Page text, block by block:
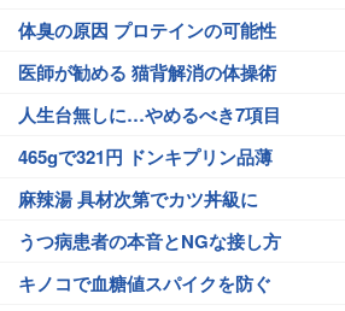
体臭の原因 プロテインの可能性
医師が勧める 猫背解消の体操術
人生台無しに…やめるべき7項目
465gで321円 ドンキプリン品薄
麻辣湯 具材次第でカツ丼級に
うつ病患者の本音とNGな接し方
キノコで血糖値スパイクを防ぐ